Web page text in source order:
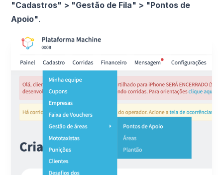
"Cadastros" > "Gestão de Fila" > "Pontos de
Apoio".